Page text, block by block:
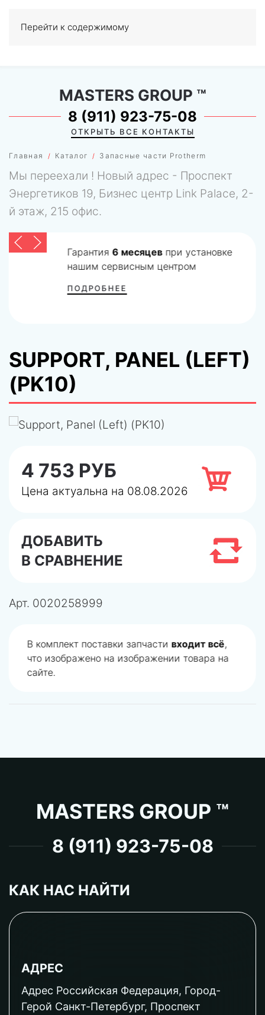
Перейти к содержимому
0
Главная Каталог Запасные части Protherm
MASTERS GROUP ™
8 (911) 923-75-08
ОТКРЫТЬ ВСЕ КОНТАКТЫ
Мы переехали ! Новый адрес - Проспект
Энергетиков 19, Бизнес центр Link Palace, 2-
й этаж, 215 офис.
Гарантия 6 месяцевпри установке
нашим сервисным центром
ПОДРОБНЕЕ
SUPPORT, PANEL (LEFT)
(PK10)
4 753 РУБ
Цена актуальна на 08.08.2026
ДОБАВИТЬ
В СРАВНЕНИЕ
Арт. 0020258999
В комплект поставки запчастивходит всё,
что изображено на изображении товара на
сайте.
MASTERS GROUP ™
8 (911) 923-75-08
КАК НАС НАЙТИ
АДРЕС
Адрес Российская Федерация, Город-
Герой Санкт-Петербург, Проспект